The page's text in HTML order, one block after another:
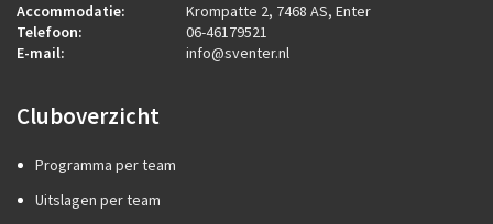
Accommodatie:
Krompatte 2, 7468 AS, Enter
Telefoon:
06-46179521
E-mail:
info@sventer.nl
Cluboverzicht
Programma per team
Uitslagen per team